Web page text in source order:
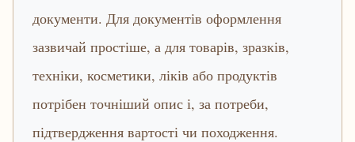
документи. Для документів оформлення
зазвичай простіше, а для товарів, зразків,
техніки, косметики, ліків або продуктів
потрібен точніший опис і, за потреби,
підтвердження вартості чи походження.